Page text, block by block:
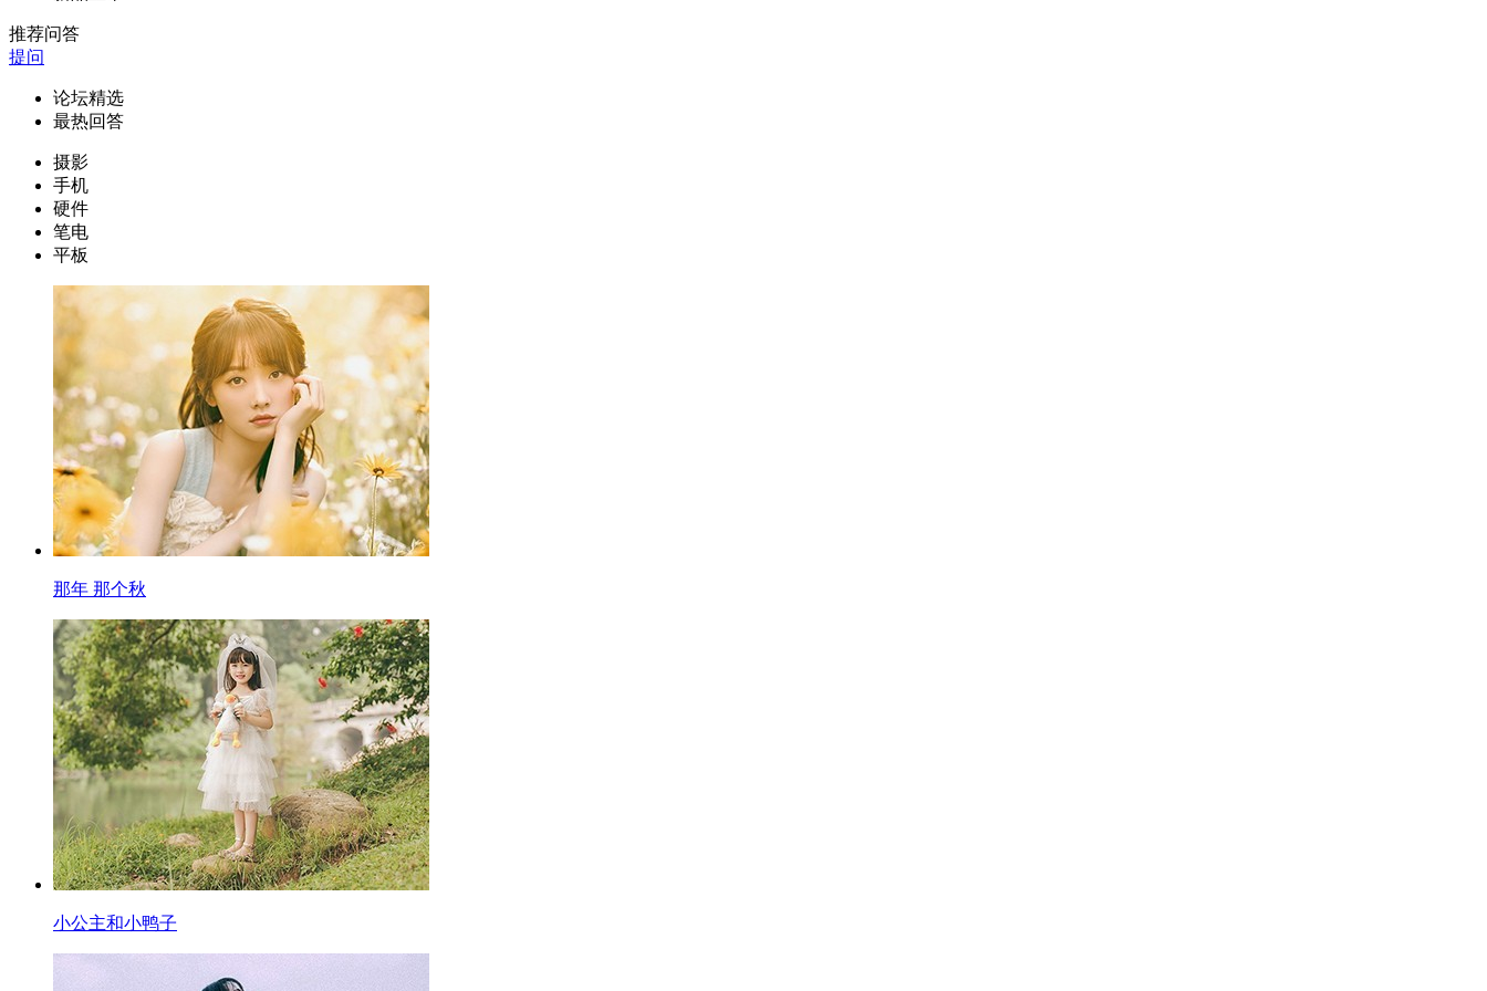
推荐问答
提问
论坛精选
最热回答
摄影
手机
硬件
笔电
平板
那年 那个秋
小公主和小鸭子